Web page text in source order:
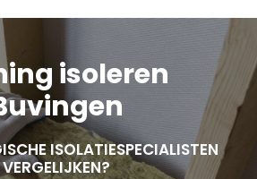
isoleren
ISOLATIESPECIALISTEN
VERGELIJKEN?